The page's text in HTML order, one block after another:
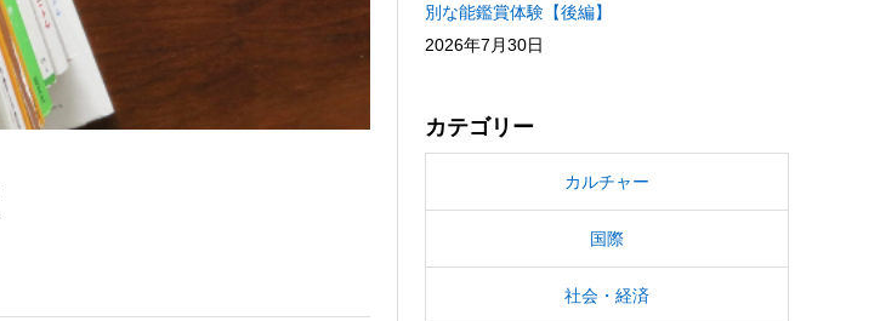
別な能鑑賞体験【後編】
2026年7月30日
カテゴリー
カルチャー
国際
社会・経済